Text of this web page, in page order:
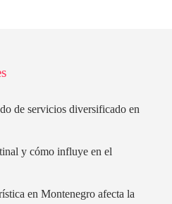
de servicios diversificado en
y cómo influye en el
en Montenegro afecta la